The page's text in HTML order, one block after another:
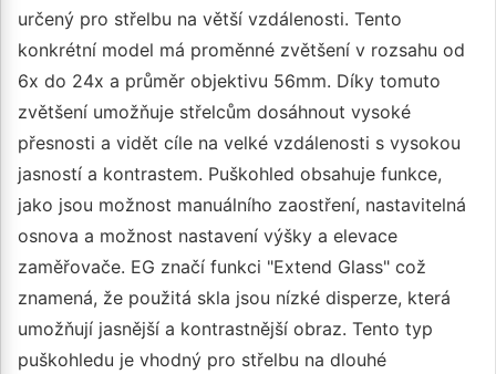
určený pro střelbu na větší vzdálenosti. Tento
konkrétní model má proměnné zvětšení v rozsahu od
6x do 24x a průměr objektivu 56mm. Díky tomuto
zvětšení umožňuje střelcům dosáhnout vysoké
přesnosti a vidět cíle na velké vzdálenosti s vysokou
jasností a kontrastem. Puškohled obsahuje funkce,
jako jsou možnost manuálního zaostření, nastavitelná
osnova a možnost nastavení výšky a elevace
zaměřovače. EG značí funkci "Extend Glass" což
znamená, že použitá skla jsou nízké disperze, která
umožňují jasnější a kontrastnější obraz. Tento typ
puškohledu je vhodný pro střelbu na dlouhé